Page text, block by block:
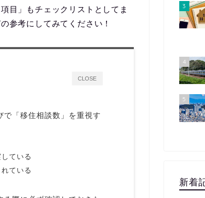
目」
もチェックリストとしてま
参考にしてみてください！
CLOSE
で「移住相談数」を重視す
ている
ている
3
4
5
新着